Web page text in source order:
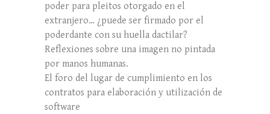
poder para pleitos otorgado en el
extranjero… ¿puede ser firmado por el
poderdante con su huella dactilar?
Reflexiones sobre una imagen no pintada
por manos humanas.
El foro del lugar de cumplimiento en los
contratos para elaboración y utilización de
software